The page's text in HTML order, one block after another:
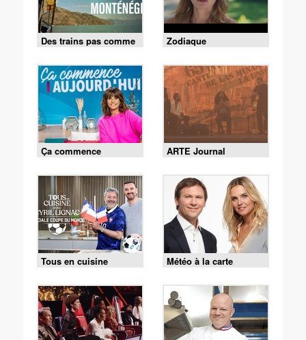
Des trains pas comme
les autres
Zodiaque
Ça commence
aujourd'hui
ARTE Journal
Tous en cuisine Météo à la carte